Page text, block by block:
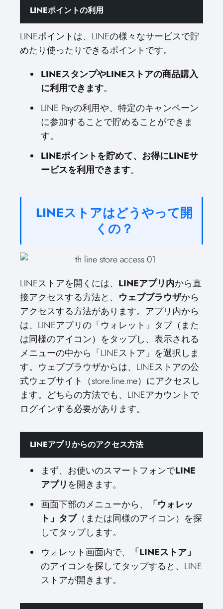
LINEポイントの利用
LINEポイントは、LINEの様々なサービスで貯
めたり使ったりできるポイントです。
LINEスタンプやLINEストアの商品購入
に利用できます。
LINE Payの利用や、特定のキャンペーン
に参加することで貯めることができま
す。
LINEポイントを貯めて、お得にLINEサ
ービスを利用できます。
LINEストアはどうやって開
くの？
LINEストアを開くには、 LINEアプリ内から直
接アクセスする方法と、 ウェブブラウザから
アクセスする方法があります。アプリ内から
は、LINEアプリの「ウォレット」タブ（また
は同様のアイコン）をタップし、表示される
メニューの中から「LINEストア」を選択しま
す。ウェブブラウザからは、LINEストアの公
式ウェブサイト（store.line.me）にアクセスし
ます。どちらの方法でも、LINEアカウントで
ログインする必要があります。
LINEアプリからのアクセス方法
まず、お使いのスマートフォンでLINE
アプリ を開きます。
画面下部のメニューから、
「ウォレッ
ト」タブ（または同様のアイコン）を探
してタップします。
ウォレット画面内で、
「LINEストア」
のアイコンを探してタップすると、LINE
ストアが開きます。